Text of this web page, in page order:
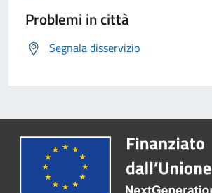
Problemi in città
Segnala disservizio